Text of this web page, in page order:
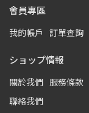
會員專區
我的帳戶 訂單查詢
ショップ情報
關於我們 服務條款
聯絡我們